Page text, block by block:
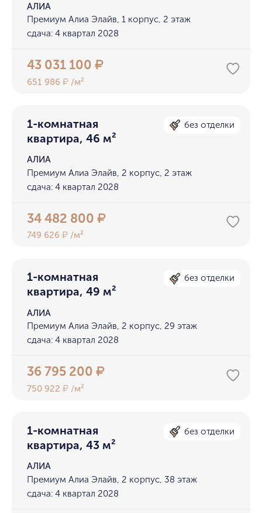
АЛИА
Премиум Алиа Элайв, 1 корпус, 2 этаж
сдача: 4 квартал 2028
43 031 100₽
651 986₽ /м²
1-комнатная
квартира, 46 м²
без отделки
АЛИА
Премиум Алиа Элайв, 2 корпус, 2 этаж
сдача: 4 квартал 2028
34 482 800₽
749 626₽ /м²
1-комнатная
квартира, 49 м²
без отделки
АЛИА
Премиум Алиа Элайв, 2 корпус, 29 этаж
сдача: 4 квартал 2028
36 795 200₽
750 922₽ /м²
1-комнатная
квартира, 43 м²
без отделки
АЛИА
Премиум Алиа Элайв, 2 корпус, 38 этаж
сдача: 4 квартал 2028